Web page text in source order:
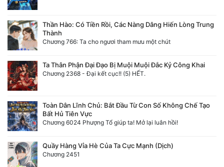
Thần Hào: Có Tiền Rồi, Các Nàng Dâng Hiến Lòng Trung
Thành
Chương 766: Ta cho ngươi tham mưu một chút
Ta Thân Phận Đại Đạo Bị Muội Muội Đắc Kỷ Công Khai
Chương 2368 - Đại kết cục!! (5) HẾT.
Toàn Dân Lĩnh Chủ: Bắt Đầu Từ Con Số Không Chế Tạo
Bất Hủ Tiên Vực
Chương 6024 Phượng Tổ giúp ta! Mở lại luân hồi!
Quầy Hàng Vỉa Hè Của Ta Cực Mạnh (Dịch)
Chương 2451